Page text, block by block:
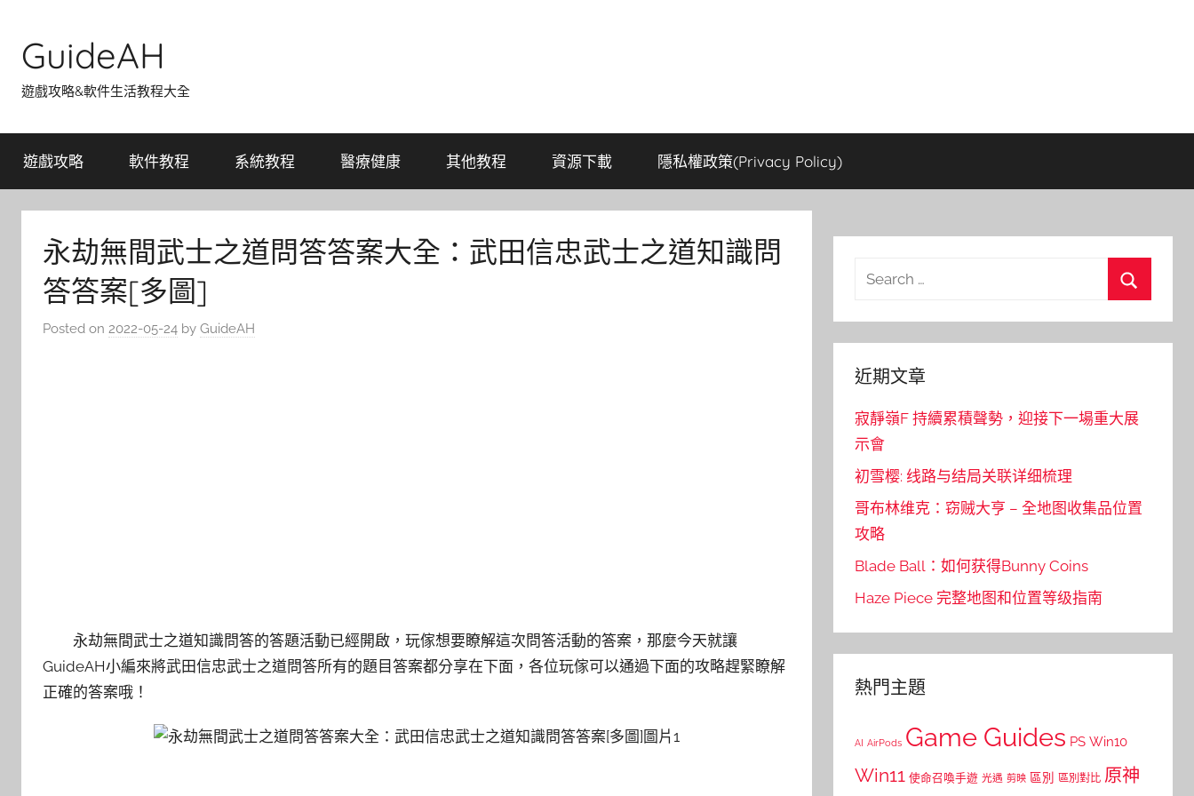
content
GuideAH
遊戲攻略&軟件生活教程大全
遊戲攻略 軟件教程 系統教程 醫療健康 其他教程 資源下載 隱私權政策(Privacy Policy)
永劫無間武士之道問答答案大全：武田信忠武士之道知識問
答答案[多圖]
Posted on 2022-05-24 by GuideAH
永劫無間武士之道知識問答的答題活動已經開啟，玩傢想要瞭解這次問答活動的答案，那麼今天就讓
GuideAH小編來將武田信忠武士之道問答所有的題目答案都分享在下面，各位玩傢可以通過下面的攻略趕緊瞭解
正確的答案哦！
Search
近期文章
寂靜嶺F 持續累積聲勢，迎接下一場重大展
示會
初雪樱: 线路与结局关联详细梳理
哥布林维克：窃贼大亨 – 全地图收集品位置
攻略
Blade Ball：如何获得Bunny Coins
Haze Piece 完整地图和位置等级指南
熱門主題
AI AirPods Game Guides PS Win10
Win11 使命召喚手遊 光遇 剪映 區別 區別對比 原神